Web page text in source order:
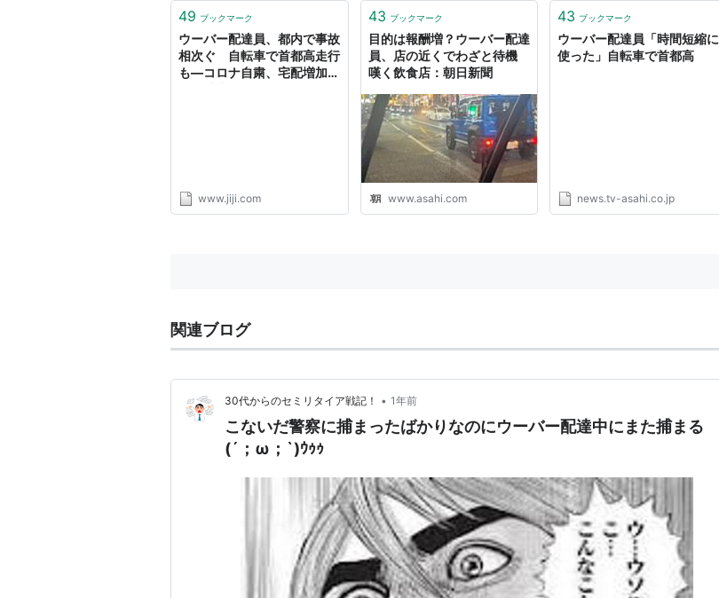
49 ブックマーク
ウーバー配達員、都内で事故
相次ぐ 自転車で首都高走行
も―コロナ自粛、宅配増加
www.jiji.com
43 ブックマーク
目的は報酬増？ウーバー配達
員、店の近くでわざと待機
嘆く飲食店：朝日新聞
www.asahi.com
43 ブックマーク
ウーバー配達員「時間短縮に
使った」自転車で首都高
news.tv-asahi.co.jp
関連ブログ
30代からのセミリタイア戦記！ • 1年前
こないだ警察に捕まったばかりなのにウーバー配達中にまた捕まる
(´；ω；`)ｳｩｩ